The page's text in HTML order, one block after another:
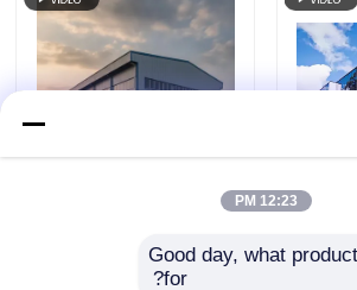
ساختمان های کارگاهی
فلزی با ساختار فولادی
مقاوم در برابر سایش،
12:23 PM
Good day, what
for?